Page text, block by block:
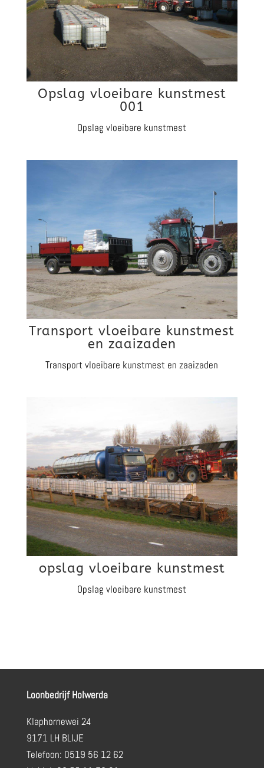
Opslag vloeibare kunstmest
001
Opslag vloeibare kunstmest
Transport vloeibare kunstmest
en zaaizaden
Transport vloeibare kunstmest en zaaizaden
opslag vloeibare kunstmest
Opslag vloeibare kunstmest
Loonbedrijf Holwerda
Klaphornewei 24
9171 LH BLIJE
Telefoon: 0519 56 12 62